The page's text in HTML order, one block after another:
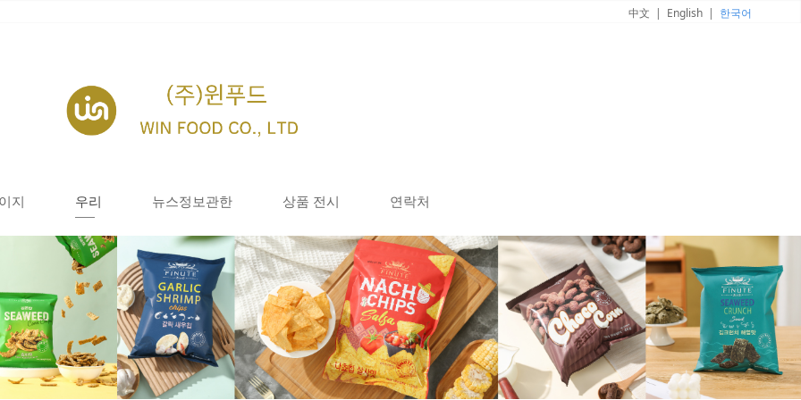
中文 | English | 한국어
지 우리 뉴스정보관한 상품 전시 연락처